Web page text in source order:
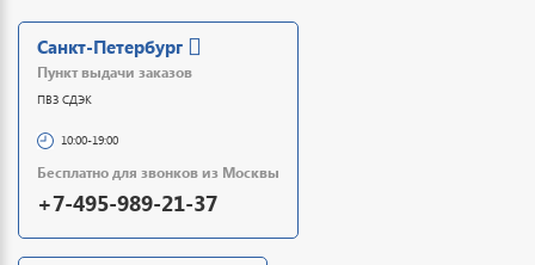
Санкт-Петербург
Пункт выдачи заказов
ПВЗ СДЭК
10:00-19:00
Бесплатно для звонков из Москвы
+7-495-989-21-37